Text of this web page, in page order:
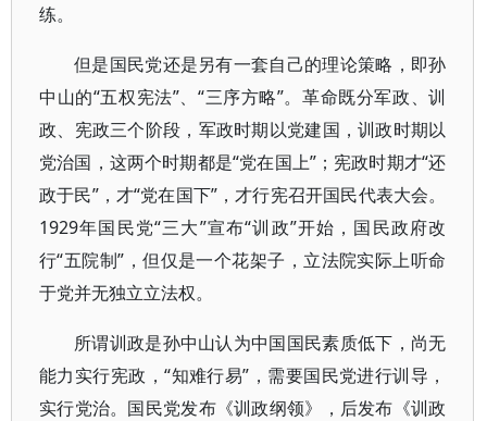
练。
但是国民党还是另有一套自己的理论策略，即孙
中山的“五权宪法”、“三序方略”。革命既分军政、训
政、宪政三个阶段，军政时期以党建国，训政时期以
党治国，这两个时期都是“党在国上”；宪政时期才“还
政于民”，才“党在国下”，才行宪召开国民代表大会。
1929年国民党“三大”宣布“训政”开始，国民政府改
行“五院制”，但仅是一个花架子，立法院实际上听命
于党并无独立立法权。
所谓训政是孙中山认为中国国民素质低下，尚无
能力实行宪政，“知难行易”，需要国民党进行训导，
实行党治。国民党发布《训政纲领》，后发布《训政